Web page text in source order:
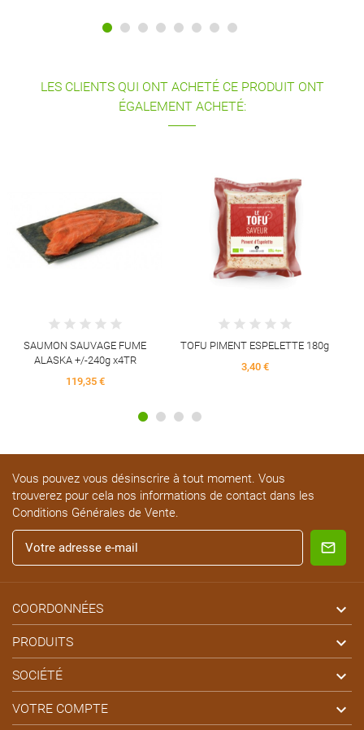
LES CLIENTS QUI ONT ACHETÉ CE PRODUIT ONT
ÉGALEMENT ACHETÉ:
SAUMON SAUVAGE FUME
ALASKA +/-240g x4TR
119,35 €
TOFU PIMENT ESPELETTE 180g
3,40 €
Vous pouvez vous désinscrire à tout moment. Vous
trouverez pour cela nos informations de contact dans les
Conditions Générales de Vente.
COORDONNÉES 
PRODUITS 
SOCIÉTÉ 
VOTRE COMPTE 